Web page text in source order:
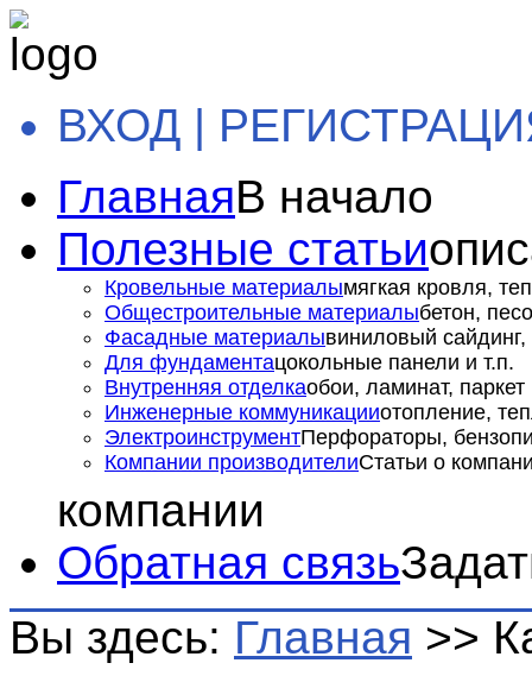
ВХОД |
ГлавнаяВ начало
Полезные статьи
Кровельные материалымягкая кровля,
Общестроительные материалыбетон,
Фасадные материалывиниловый сайдинг,
Для фундаментацокольные панели и т.п.
Внутренняя отделкаобои, ламинат, паркет
Инженерные коммуникацииотопление,
ЭлектроинструментПерфораторы,
Компании производителиСтатьи о
компании
Обратная связь
Вы здесь: Главная >>